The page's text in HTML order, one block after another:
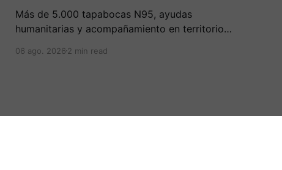
Más de 5.000 tapabocas N95, ayudas
humanitarias y acompañamiento en territorio
Departamental para mitigar los efectos de la
06 ago. 20262 min read